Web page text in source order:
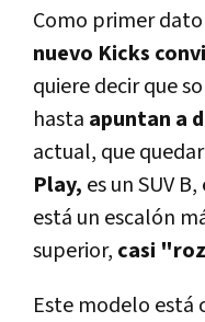
Como primer
nuevo Kicks
quiere decir que
hasta apuntan a
actual, que
Play, es un SUV
está un escalón
superior, casi
Este modelo está